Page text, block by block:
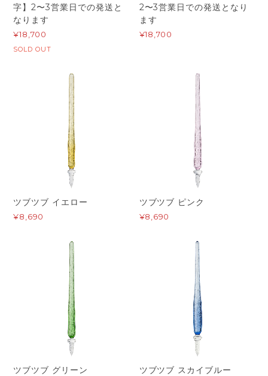
字】2〜3営業日での発送と
なります
¥18,700
SOLD OUT
2〜3営業日での発送となり
ます
¥18,700
ツブツブ イエロー
¥8,690
ツブツブ ピンク
¥8,690
ツブツブ グリーン ツブツブ スカイブルー